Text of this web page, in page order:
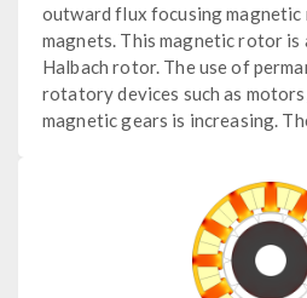
outward flux focusing
magnets. This magnetic rotor is
Halbach rotor. The use of
rotatory devices such as
magnetic gears is increasing.